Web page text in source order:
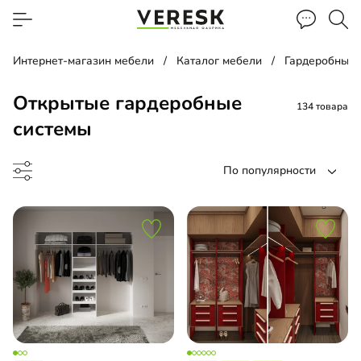
Интернет-магазин мебели Каталог мебели Гардеробные
Открытые гардеробные
системы
134 товара
По популярности